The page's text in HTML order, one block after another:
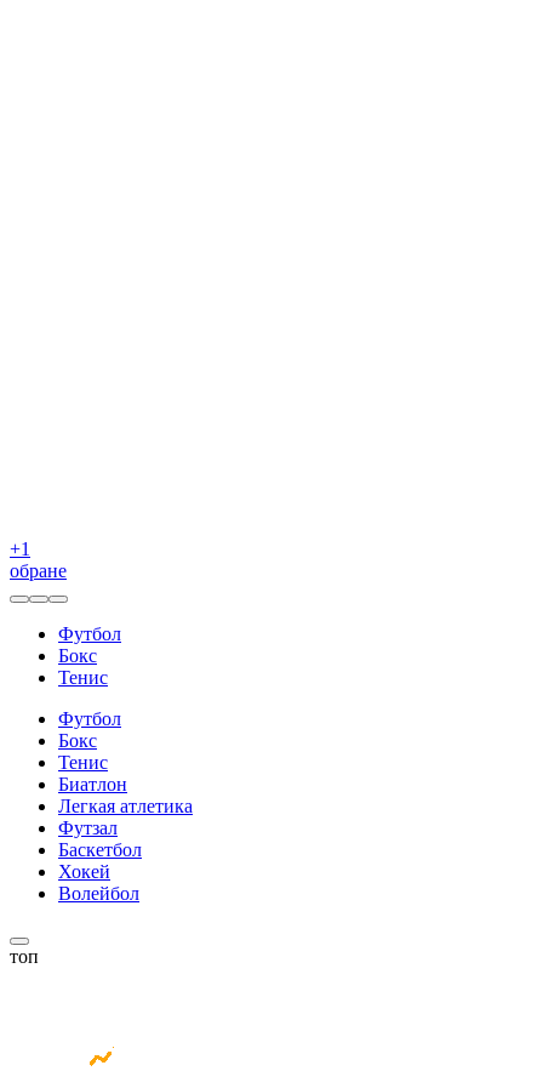
+1
обране
Футбол
Бокс
Тенис
Футбол
Бокс
Тенис
Биатлон
Легкая атлетика
Футзал
Баскетбол
Хокей
Волейбол
топ